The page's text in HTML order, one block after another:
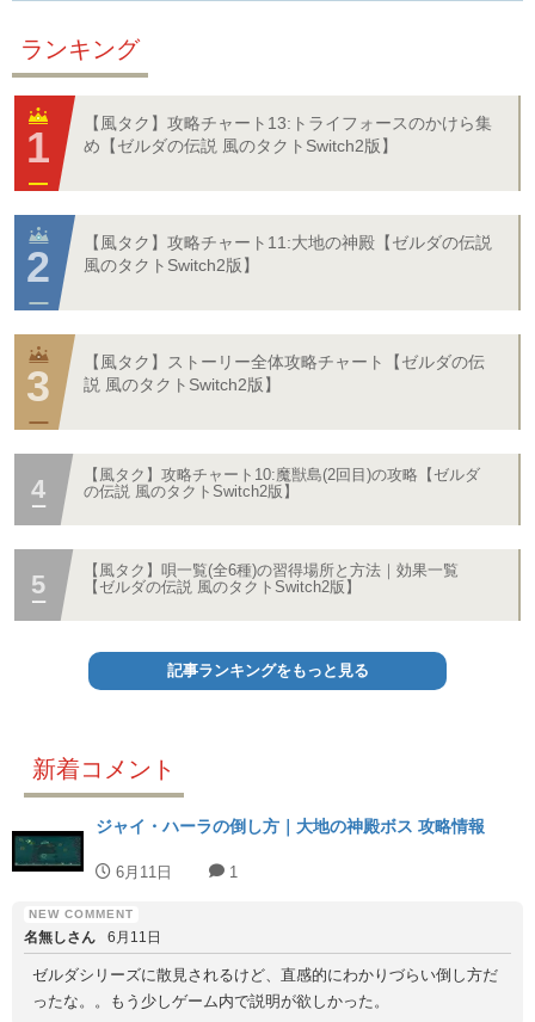
ランキング
【風タク】攻略チャート13:トライフォースのかけら集
め【ゼルダの伝説 風のタクトSwitch2版】
【風タク】攻略チャート11:大地の神殿【ゼルダの伝説
風のタクトSwitch2版】
【風タク】ストーリー全体攻略チャート【ゼルダの伝
説 風のタクトSwitch2版】
【風タク】攻略チャート10:魔獣島(2回目)の攻略【ゼルダ
の伝説 風のタクトSwitch2版】
【風タク】唄一覧(全6種)の習得場所と方法｜効果一覧
【ゼルダの伝説 風のタクトSwitch2版】
記事ランキングをもっと見る
新着コメント
ジャイ・ハーラの倒し方｜大地の神殿ボス 攻略情報
6月11日 1
名無しさん 6月11日
ゼルダシリーズに散見されるけど、直感的にわかりづらい倒し方だ
ったな。。もう少しゲーム内で説明が欲しかった。